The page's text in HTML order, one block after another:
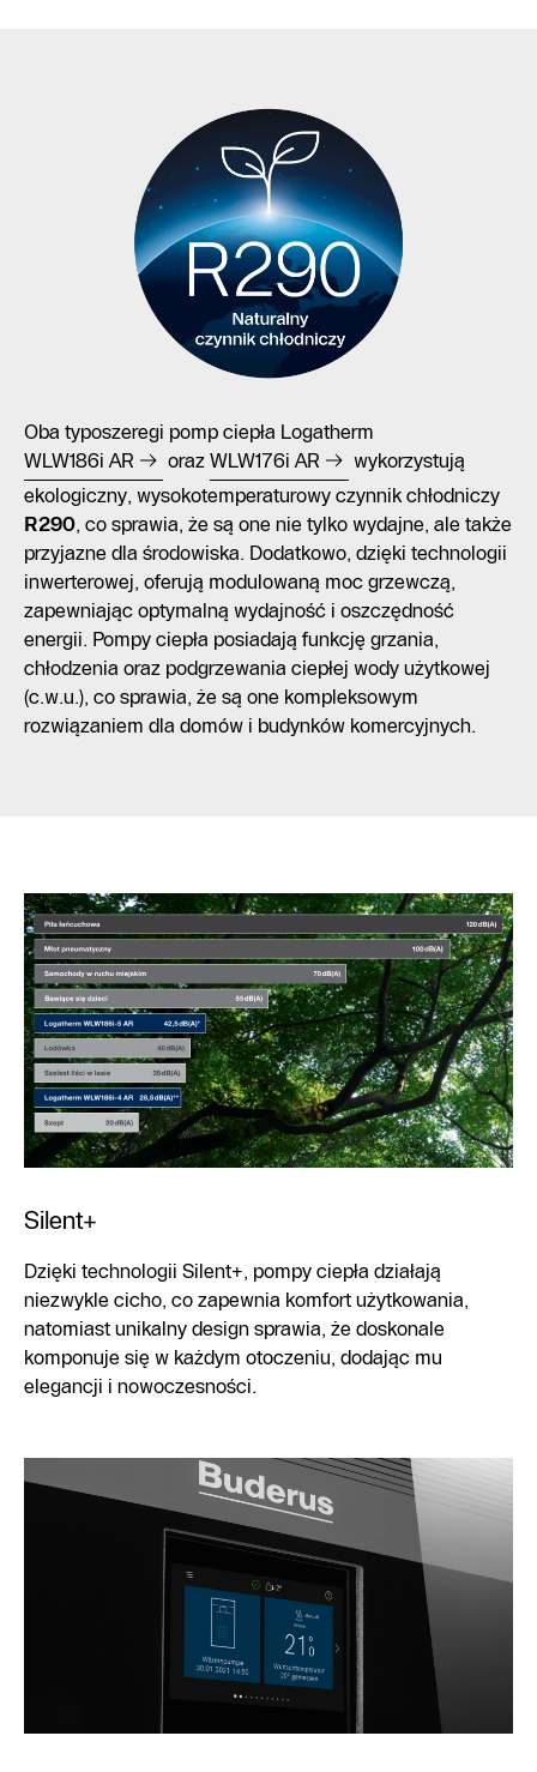
Oba typoszeregi pomp ciepła Logatherm
WLW186i AR
oraz WLW176i AR
wykorzystują
ekologiczny, wysokotemperaturowy czynnik chłodniczy
R290, co sprawia, że są one nie tylko wydajne, ale także
przyjazne dla środowiska. Dodatkowo, dzięki technologii
inwerterowej, oferują modulowaną moc grzewczą,
zapewniając optymalną wydajność i oszczędność
energii. Pompy ciepła posiadają funkcję grzania,
chłodzenia oraz podgrzewania ciepłej wody użytkowej
(c.w.u.), co sprawia, że są one kompleksowym
rozwiązaniem dla domów i budynków komercyjnych.
Silent+
Dzięki technologii Silent+, pompy ciepła działają
niezwykle cicho, co zapewnia komfort użytkowania,
natomiast unikalny design sprawia, że doskonale
komponuje się w każdym otoczeniu, dodając mu
elegancji i nowoczesności.